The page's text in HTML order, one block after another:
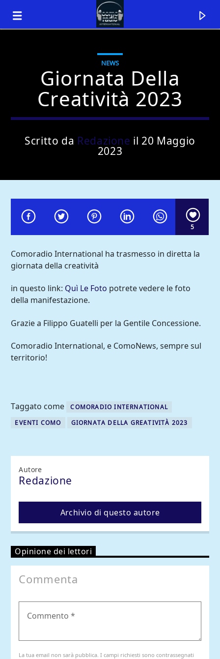
Titolo
Artista
NEWS
Giornata Della
Creatività 2023
Scritto da Redazione il 20 Maggio
2023
5
Comoradio International ha trasmesso in diretta la
giornata della creatività
in questo link: Quì Le Foto potrete vedere le foto
della manifestazione.
Grazie a Filippo Guatelli per la Gentile Concessione.
Comoradio International, e ComoNews, sempre sul
territorio!
Taggato come
COMORADIO INTERNATIONAL
EVENTI COMO
GIORNATA DELLA GREATIVITÀ 2023
Autore
Redazione
Archivio di questo autore
Opinione dei lettori
Commenta
La tua email non sarà pubblica. I campi richiesti sono contrassegnati